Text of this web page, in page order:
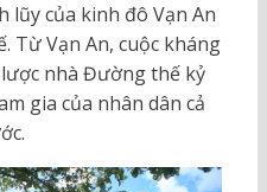
lũy của kinh đô Vạn An
Từ Vạn An, cuộc kháng
nhà Đường thế kỷ
gia của nhân dân cả